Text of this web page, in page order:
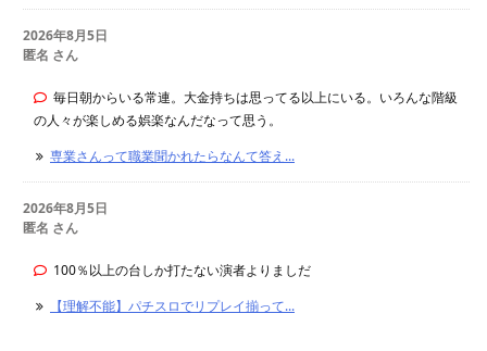
2026年8月5日
匿名 さん
毎日朝からいる常連。大金持ちは思ってる以上にいる。いろんな階級
の人々が楽しめる娯楽なんだなって思う。
専業さんって職業聞かれたらなんて答え...
2026年8月5日
匿名 さん
100％以上の台しか打たない演者よりましだ
【理解不能】パチスロでリプレイ揃って...